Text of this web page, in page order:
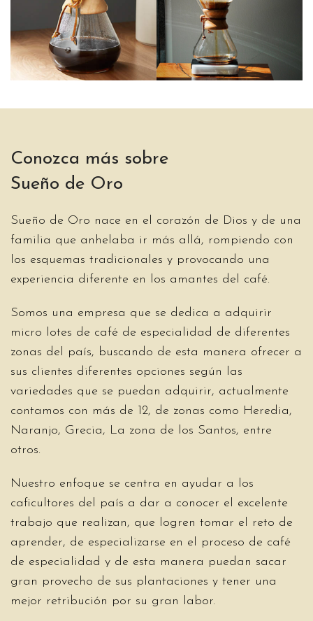
Conozca más sobre
Sueño de Oro
Sueño de Oro nace en el corazón de Dios y de una
familia que anhelaba ir más allá, rompiendo con
los esquemas tradicionales y provocando una
experiencia diferente en los amantes del café.
Somos una empresa que se dedica a adquirir
micro lotes de café de especialidad de diferentes
zonas del país, buscando de esta manera ofrecer a
sus clientes diferentes opciones según las
variedades que se puedan adquirir, actualmente
contamos con más de 12, de zonas como Heredia,
Naranjo, Grecia, La zona de los Santos, entre
otros.
Nuestro enfoque se centra en ayudar a los
caficultores del país a dar a conocer el excelente
trabajo que realizan, que logren tomar el reto de
aprender, de especializarse en el proceso de café
de especialidad y de esta manera puedan sacar
gran provecho de sus plantaciones y tener una
mejor retribución por su gran labor.